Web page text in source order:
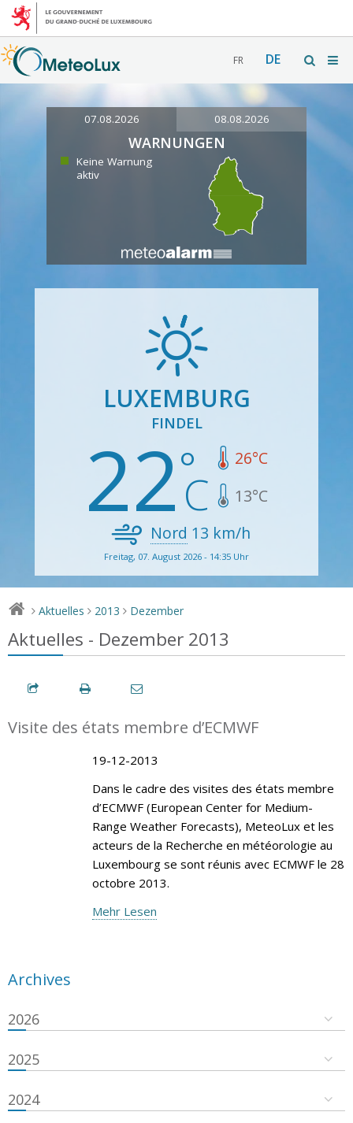
FR DE
07.08.2026 08.08.2026
WARNUNGEN
Keine Warnung
aktiv
LUXEMBURG
FINDEL
22 26°C
13°C
Nord 13 km/h
Freitag, 07. August 2026 - 14:35 Uhr
> Aktuelles > 2013 > Dezember
Aktuelles - Dezember 2013
Visite des états membre d’ECMWF
19-12-2013
Dans le cadre des visites des états membre
d’ECMWF (European Center for Medium-
Range Weather Forecasts), MeteoLux et les
acteurs de la Recherche en météorologie au
Luxembourg se sont réunis avec ECMWF le 28
octobre 2013.
Mehr Lesen
Archives
2026
2025
2024